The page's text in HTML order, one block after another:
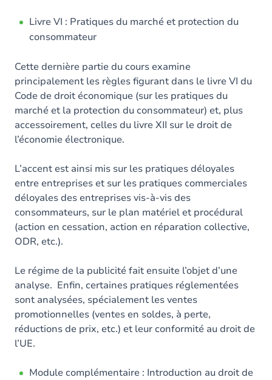
Livre VI : Pratiques du marché et protection du
consommateur
Cette dernière partie du cours examine
principalement les règles figurant dans le livre VI du
Code de droit économique (sur les pratiques du
marché et la protection du consommateur) et, plus
accessoirement, celles du livre XII sur le droit de
l’économie électronique.
L’accent est ainsi mis sur les pratiques déloyales
entre entreprises et sur les pratiques commerciales
déloyales des entreprises vis-à-vis des
consommateurs, sur le plan matériel et procédural
(action en cessation, action en réparation collective,
ODR, etc.).
Le régime de la publicité fait ensuite l’objet d’une
analyse. Enfin, certaines pratiques réglementées
sont analysées, spécialement les ventes
promotionnelles (ventes en soldes, à perte,
réductions de prix, etc.) et leur conformité au droit de
l’UE.
Module complémentaire : Introduction au droit de